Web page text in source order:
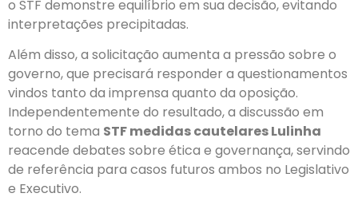
o STF demonstre equilíbrio em sua decisão, evitando
interpretações precipitadas.
Além disso, a solicitação aumenta a pressão sobre o
governo, que precisará responder a questionamentos
vindos tanto da imprensa quanto da oposição.
Independentemente do resultado, a discussão em
torno do tema STF medidas cautelares Lulinha
reacende debates sobre ética e governança, servindo
de referência para casos futuros ambos no Legislativo
e Executivo.